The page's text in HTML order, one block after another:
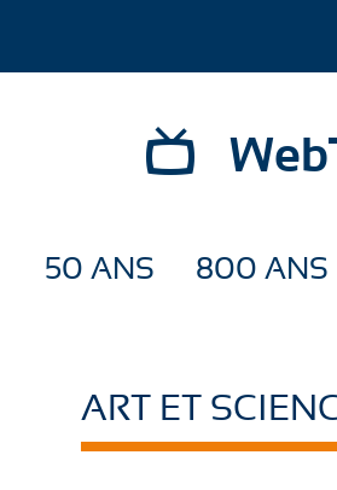
50 ANS 800 ANS
ART ET